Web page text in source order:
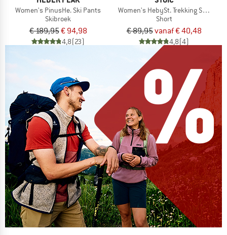
Women's PinusHe. Ski Pants
Skibroek
€ 189,95€ 94,98
4,8(23)
Women's HebySt. Trekking Shorts
Short
€ 89,95vanaf € 40,48
4,8(4)